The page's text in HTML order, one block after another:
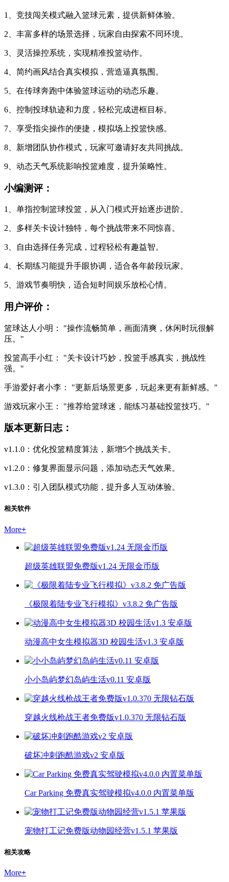
1、竞技闯关模式融入篮球元素，提供新鲜体验。
2、丰富多样的场景选择，玩家自由探索不同环境。
3、灵活操控系统，实现精准投篮动作。
4、简约画风结合真实模拟，营造逼真氛围。
5、在传球奔跑中体验篮球运动的动态乐趣。
6、控制投球轨迹和力度，轻松完成进框目标。
7、享受指尖操作的便捷，模拟场上投篮快感。
8、新增团队协作模式，玩家可邀请好友共同挑战。
9、动态天气系统影响投篮难度，提升策略性。
小编测评：
1、单指控制篮球投篮，从入门模式开始逐步进阶。
2、多样关卡设计独特，每个挑战带来不同惊喜。
3、自由选择任务完成，过程轻松有趣益智。
4、长期练习能提升手眼协调，适合各年龄段玩家。
5、游戏节奏明快，适合短时间娱乐放松心情。
用户评价：
篮球达人小明： "操作流畅简单，画面清爽，休闲时玩很解
压。"
投篮高手小红： "关卡设计巧妙，投篮手感真实，挑战性
强。"
手游爱好者小李： "更新后场景更多，玩起来更有新鲜感。"
游戏玩家小王： "推荐给篮球迷，能练习基础投篮技巧。"
版本更新日志：
v1.1.0：优化投篮精度算法，新增5个挑战关卡。
v1.2.0：修复界面显示问题，添加动态天气效果。
v1.3.0：引入团队模式功能，提升多人互动体验。
相关软件
More+
超级英雄联盟免费版v1.24 无限金币版
《极限着陆专业飞行模拟》v3.8.2 免广告版
动漫高中女生模拟器3D 校园生活v1.3 安卓版
小小岛屿梦幻岛屿生活v0.11 安卓版
穿越火线枪战王者免费版v1.0.370 无限钻石版
破坏冲刺跑酷游戏v2 安卓版
Car Parking 免费真实驾驶模拟v4.0.0 内置菜单版
宠物打工记免费版动物园经营v1.5.1 苹果版
相关攻略
More+